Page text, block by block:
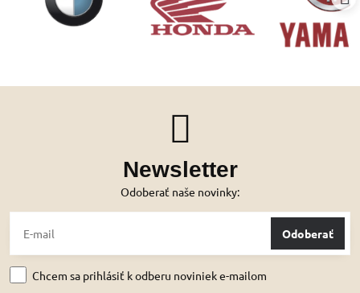
Newsletter
Odoberať naše novinky:
Odoberať
Chcem sa prihlásiť k odberu noviniek e-mailom